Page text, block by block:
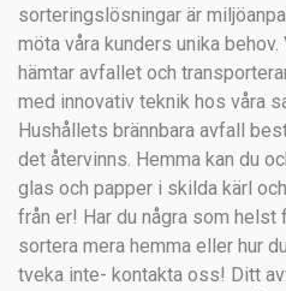
sorteringslösningar är
möta våra kunders unika
hämtar avfallet och
med innovativ teknik hos våra
Hushållets brännbara avfall
det återvinns. Hemma kan du
glas och papper i skilda kärl
från er! Har du några som helst
sortera mera hemma eller hur
tveka inte- kontakta oss! Ditt